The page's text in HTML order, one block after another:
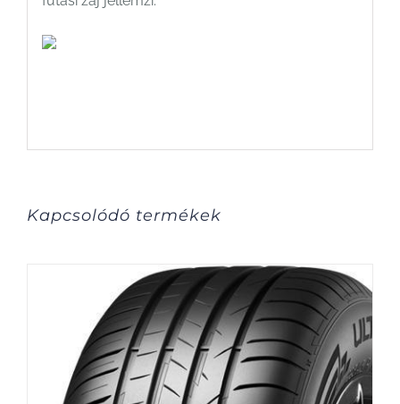
Kapcsolódó termékek